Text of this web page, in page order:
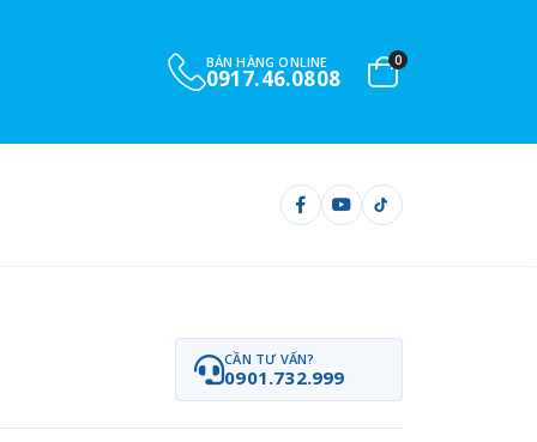
BÁN HÀNG ONLINE
0917.46.0808
0
CẦN TƯ VẤN?
0901.732.999